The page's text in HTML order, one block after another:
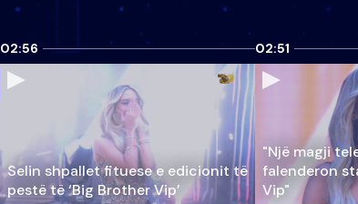
02:56
Selin shpallet fituese e edicionit të
pestë të ‘Big Brother Vip’
02:51
"Një magji
falenderon
Vip"